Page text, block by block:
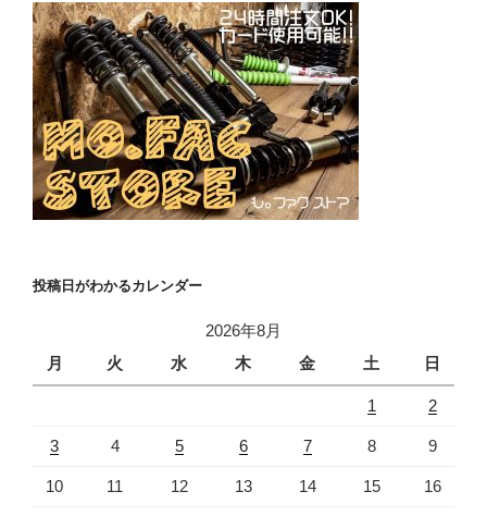
投稿日がわかるカレンダー
2026年8月
月
火 水 木 金 土 日
1 2
3 4 5 6 7 8 9
10 11 12 13 14 15 16